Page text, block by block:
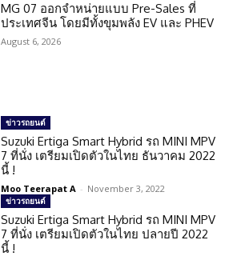
MG 07 ออกจำหน่ายแบบ Pre-Sales ที่
ประเทศจีน โดยมีทั้งขุมพลัง EV และ PHEV
August 6, 2026
ข่าวรถยนต์
Suzuki Ertiga Smart Hybrid รถ MINI MPV
7 ที่นั่ง เตรียมเปิดตัวในไทย ธันวาคม 2022
นี้ !
Moo Teerapat A - November 3, 2022
ข่าวรถยนต์
Suzuki Ertiga Smart Hybrid รถ MINI MPV
7 ที่นั่ง เตรียมเปิดตัวในไทย ปลายปี 2022
นี้ !